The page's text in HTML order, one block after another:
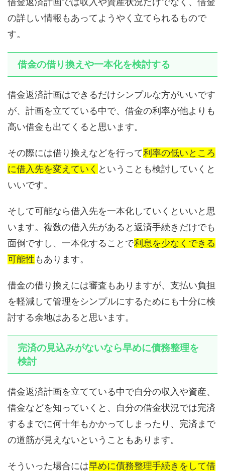
の詳しい情報もあってようやく立てられるもので
す。
借金の借り換えや一本化を検討する
借金返済計画はできるだけシンプルな方がいいです
が、計画を立てている中で、借金の利率が他よりも
高い借金も出てくると思います。
その際には借り換えなどを行って利率の低いところ
に借入先を変えていく ということも検討していくと
いいです。
そして可能なら借入先を一本化していくといいと思
います。複数の借入先があると返済手続きだけでも
面倒ですし、一本化することで利息を少なくできる
可能性もあります。
借金の借り換えには審査もありますが、支払い負担
を軽減して管理をシンプルにするためにも十分に検
討する余地はあると思います。
完済の見込みがないなら早めに債務整理を
検討
借金返済計画を立てている中で自分の収入や資産、
借金などを知っていくと、自分の借金状況では完済
するまでに何十年もかかってしまったり、完済まで
の道筋が見えないということもあります。
そういった場合には早めに債務整理手続きをして借